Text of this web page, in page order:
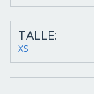
TALLE:
XS